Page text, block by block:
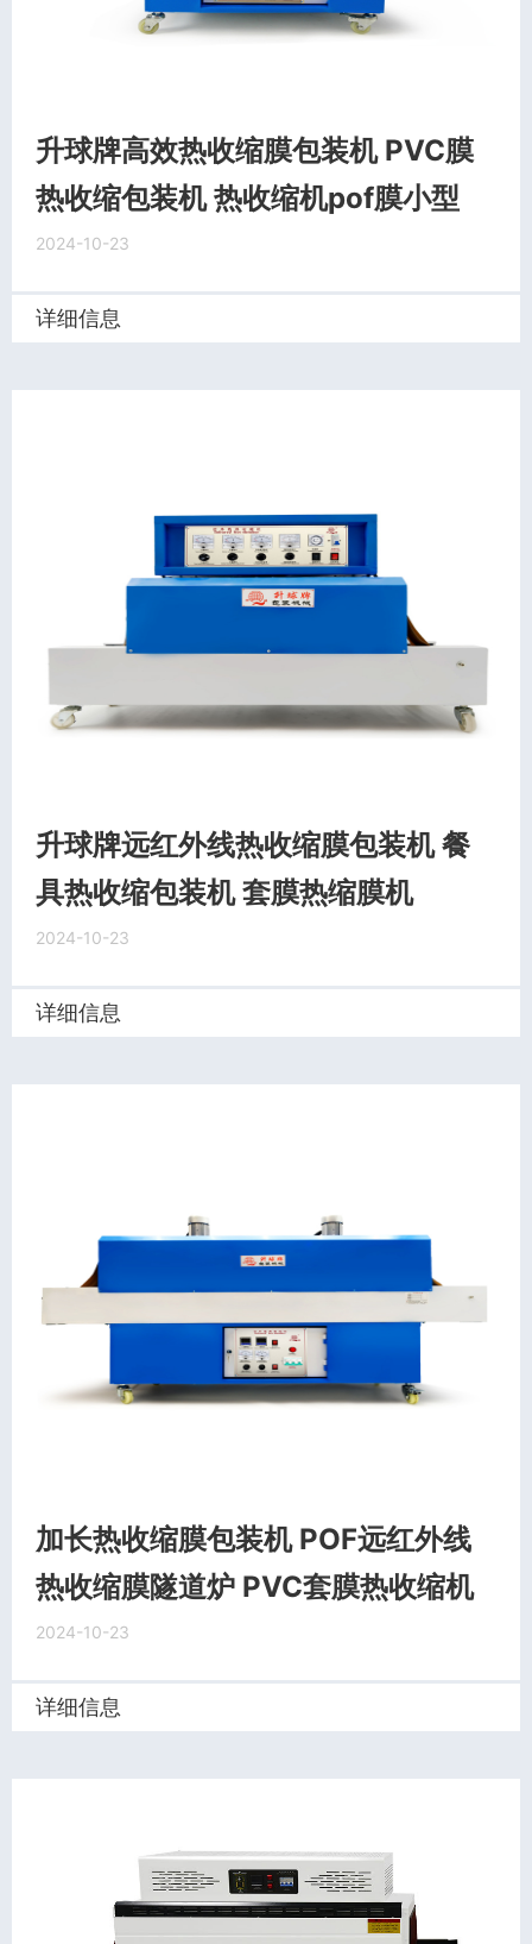
升球牌高效热收缩膜包装机 PVC膜
热收缩包装机 热收缩机pof膜小型
2024-10-23
详细信息
升球牌远红外线热收缩膜包装机 餐
具热收缩包装机 套膜热缩膜机
2024-10-23
详细信息
加长热收缩膜包装机 POF远红外线
热收缩膜隧道炉 PVC套膜热收缩机
2024-10-23
详细信息